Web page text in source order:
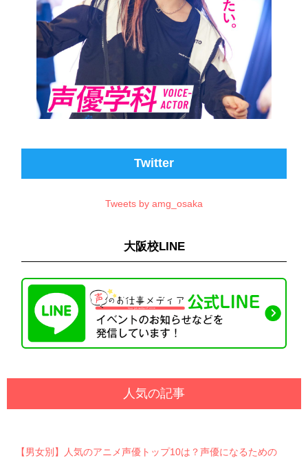
Twitter
Tweets by amg_osaka
大阪校LINE
人気の記事
【男女別】人気のアニメ声優トップ10は？声優になるための